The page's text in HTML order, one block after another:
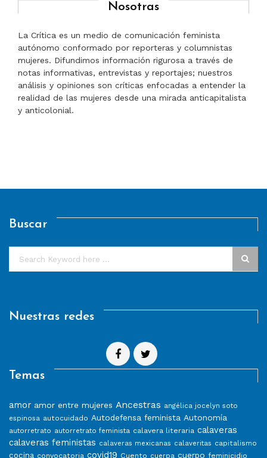
Nosotras
La Crítica es un medio de comunicación feminista
autónomo conformado por reporteras y columnistas
mujeres. Difundimos información rigurosa a través de
notas informativas, entrevistas y reportajes; nuestros
análisis y opiniones son críticas enfocadas a entender la
realidad de las mujeres desde una mirada anticapitalista
y anticolonial.
Buscar
Nuestras redes
Temas
amor amor entre mujeres Ancestras angélica jocelyn soto
espinosa autocuidado Autodefensa feminista Autonomía
autorretrato autorretrato feminista calavera literaria calaveras
calaveras feministas calaveras mexicanas calaveritas capitalismo
cocina convocatoria covid19 Cuento cuerpa cuerpo feminicidio